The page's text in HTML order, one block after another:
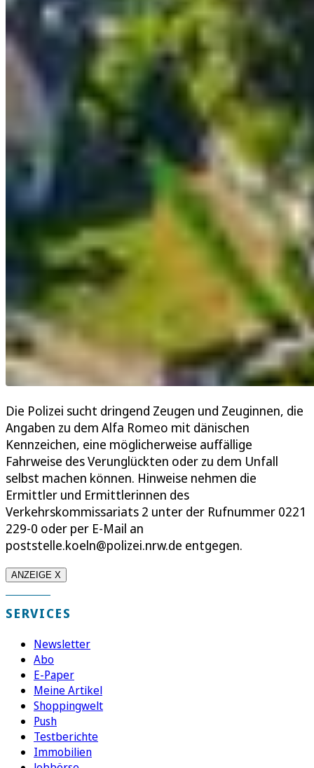
Die Polizei sucht dringend Zeugen und Zeuginnen, die
Angaben zu dem Alfa Romeo mit dänischen
Kennzeichen, eine möglicherweise auffällige
Fahrweise des Verunglückten oder zu dem Unfall
selbst machen können. Hinweise nehmen die
Ermittler und Ermittlerinnen des
Verkehrskommissariats 2 unter der Rufnummer 0221
229-0 oder per E-Mail an
poststelle.koeln@polizei.nrw.de entgegen.
ANZEIGE X
SERVICES
Newsletter
Abo
E-Paper
Meine Artikel
Shoppingwelt
Push
Testberichte
Immobilien